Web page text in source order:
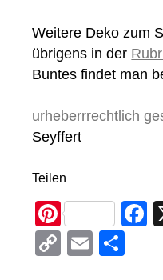
Weitere Deko zum
übrigens in der
Buntes findet man
urheberrrechtlich
Seyffert
Teilen
Pi
nt
er
F
C
E